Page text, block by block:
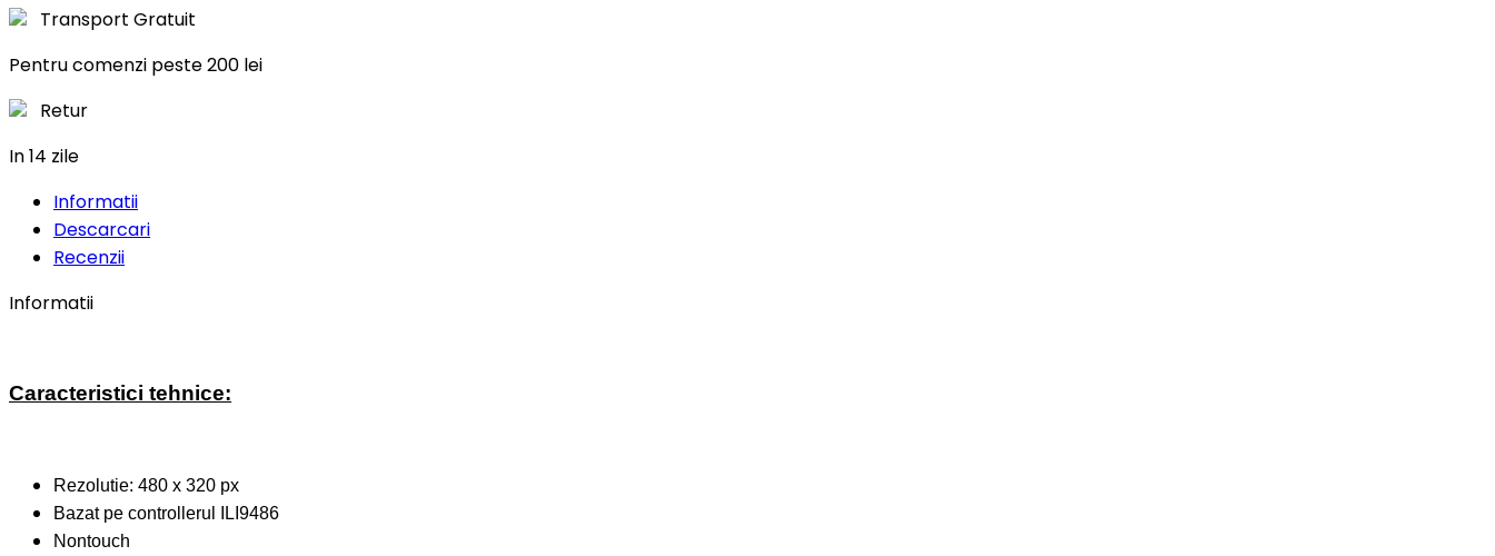
Transport Gratuit
Pentru comenzi peste 200 lei
Retur
In 14 zile
Informatii
Descarcari
Recenzii
Informatii
Caracteristici tehnice:
Rezolutie: 480 x 320 px
Bazat pe controllerul ILI9486
Nontouch